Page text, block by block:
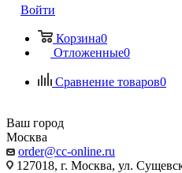
Войти
Корзина0
Отложенные0
Сравнение товаров0
Ваш город
Москва
order@cc-online.ru
127018, г. Москва, ул.